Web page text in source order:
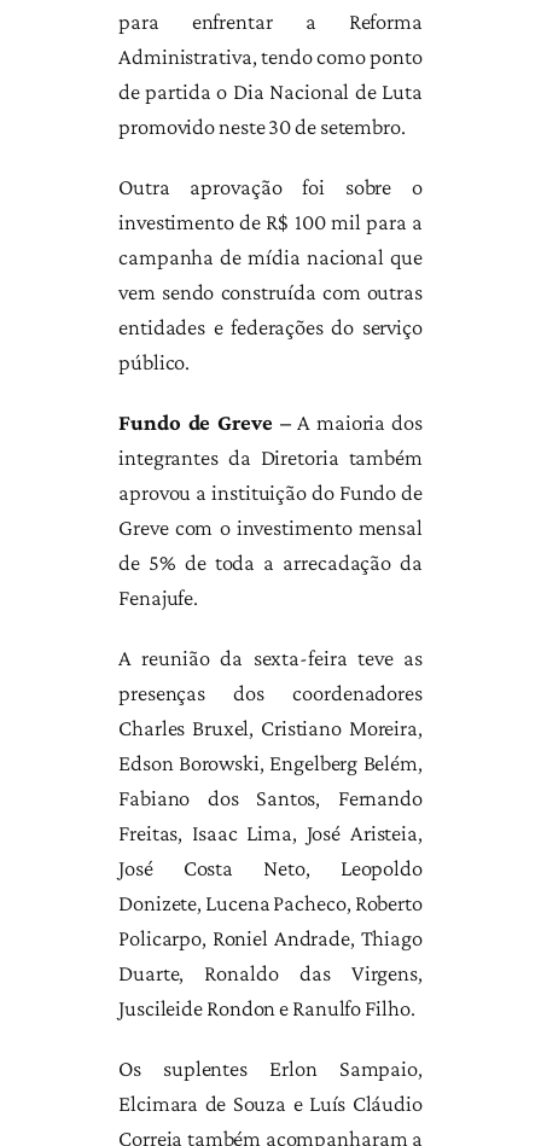
para enfrentar a Reforma
Administrativa, tendo como ponto
de partida o Dia Nacional de Luta
promovido neste 30 de setembro.
Outra aprovação foi sobre o
investimento de R$ 100 mil para a
campanha de mídia nacional que
vem sendo construída com outras
entidades e federações do serviço
público.
Fundo de Greve –A maioria dos
integrantes da Diretoria também
aprovou a instituição do Fundo de
Greve com o investimento mensal
de 5% de toda a arrecadação da
Fenajufe.
A reunião da sexta-feira teve as
presenças dos coordenadores
Charles Bruxel, Cristiano Moreira,
Edson Borowski, Engelberg Belém,
Fabiano dos Santos, Fernando
Freitas, Isaac Lima, José Aristeia,
José Costa Neto, Leopoldo
Donizete, Lucena Pacheco, Roberto
Policarpo, Roniel Andrade, Thiago
Duarte, Ronaldo das Virgens,
Juscileide Rondon e Ranulfo Filho.
Os suplentes Erlon Sampaio,
Elcimara de Souza e Luís Cláudio
Correia também acompanharam a